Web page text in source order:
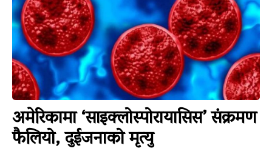
अमेरिकामा ‘साइक्लोस्पोरायासिस’ संक्रमण
फैलियो, दुईजनाको मृत्यु